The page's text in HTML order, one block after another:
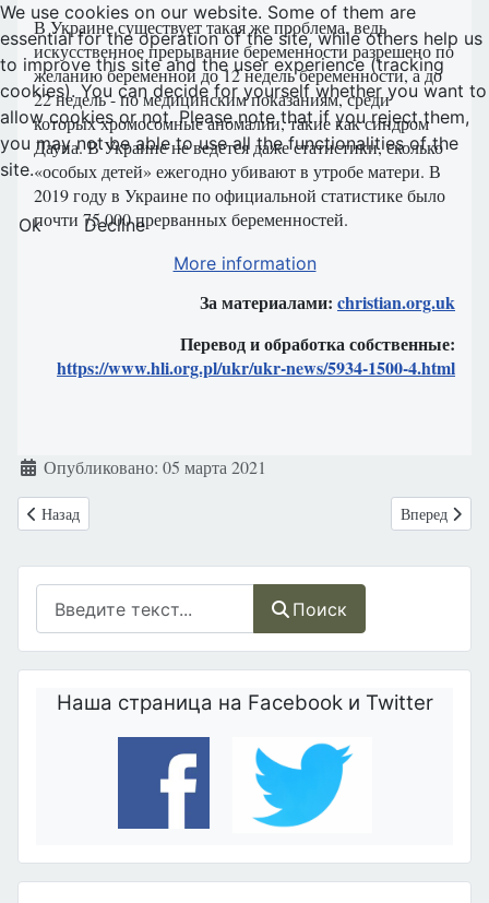
Поиск
Наша страница на Facebook и Twitter
В Украине существует такая же проблема, ведь
искусственное прерывание беременности разрешено по
желанию беременной до 12 недель беременности, а до
22 недель - по медицинским показаниям, среди
которых хромосомные аномалии, такие как синдром
Дауна. В Украине не ведется даже статистики, сколько
«особых детей» ежегодно убивают в утробе матери. В
2019 году в Украине по официальной статистике было
почти 75 000 прерванных беременностей.
За материалами: christian.org.uk
Перевод и обработка собственные:
https://www.hli.org.pl/ukr/ukr-news/5934-1500-4.html
Информация о материале
Опубликовано: 05 марта 2021
Предыдущий: Канада - эвтаназия, введена в хосписы, и давление
Назад Следующий:
Вперед
We use cookies on our website. Some of them are
essential for the operation of the site, while others help us
to improve this site and the user experience (tracking
cookies). You can decide for yourself whether you want to
allow cookies or not. Please note that if you reject them,
you may not be able to use all the functionalities of the
site.
Ok
Decline
More information